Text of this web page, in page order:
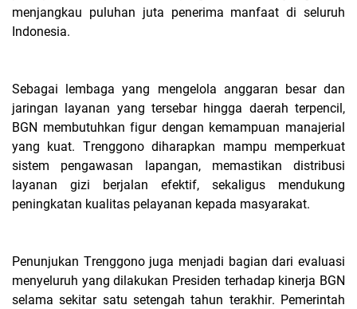
menjangkau puluhan juta penerima manfaat di seluruh
Indonesia.
Sebagai lembaga yang mengelola anggaran besar dan
jaringan layanan yang tersebar hingga daerah terpencil,
BGN membutuhkan figur dengan kemampuan manajerial
yang kuat. Trenggono diharapkan mampu memperkuat
sistem pengawasan lapangan, memastikan distribusi
layanan gizi berjalan efektif, sekaligus mendukung
peningkatan kualitas pelayanan kepada masyarakat.
Penunjukan Trenggono juga menjadi bagian dari evaluasi
menyeluruh yang dilakukan Presiden terhadap kinerja BGN
selama sekitar satu setengah tahun terakhir. Pemerintah